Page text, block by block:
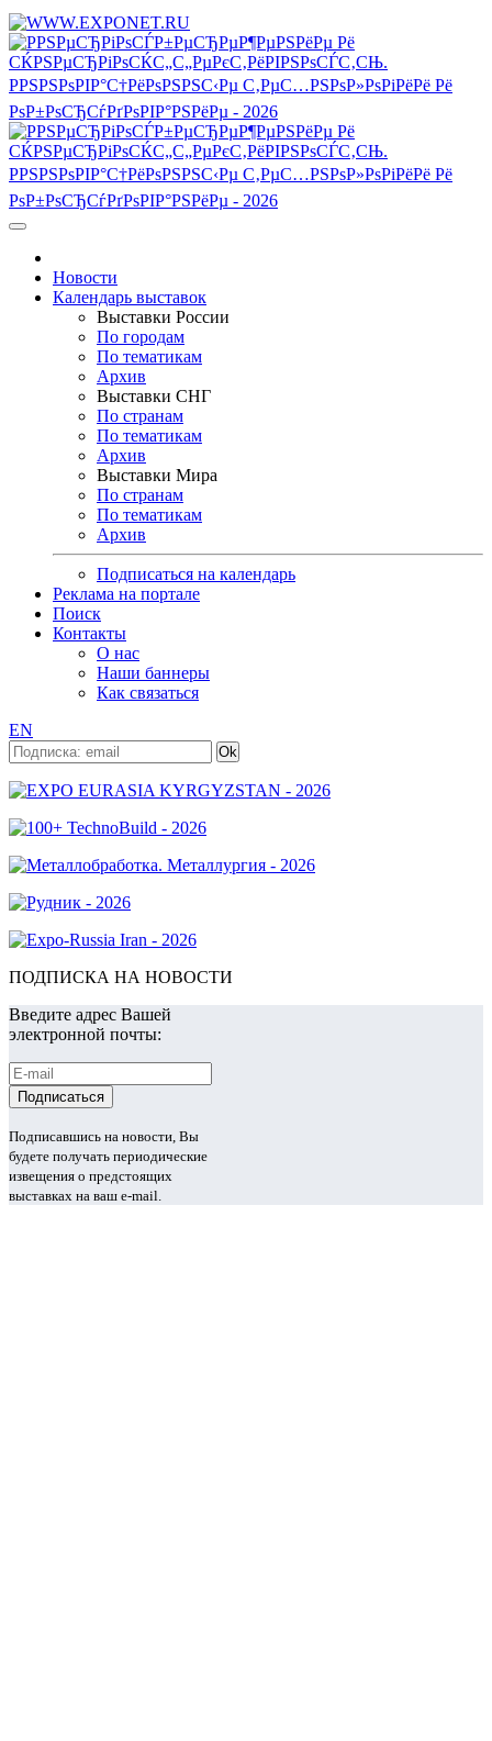
Новости
Календарь выставок
Выставки России
По городам
По тематикам
Архив
Выставки СНГ
По странам
По тематикам
Архив
Выставки Мира
По странам
По тематикам
Архив
Подписаться на календарь
Реклама на портале
Поиск
Контакты
О нас
Наши баннеры
Как связаться
EN
ПОДПИСКА НА НОВОСТИ
Введите адрес Вашей
электронной почты:
Подписавшись на новости, Вы
будете получать периодические
извещения о предстоящих
выставках на ваш e-mail.